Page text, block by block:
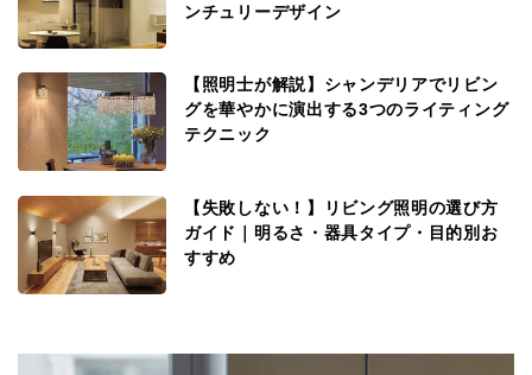
【失敗しない！】リビング照明の選び方
ガイド｜明るさ・器具タイプ・目的別お
すすめ
【照明士が解説】シャンデリアでリビン
グを華やかに演出する3つのライティング
テクニック
ンチュリーデザイン